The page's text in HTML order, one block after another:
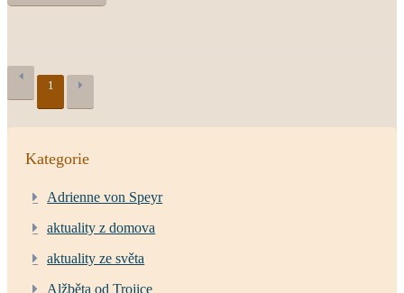
1
Kategorie
Adrienne von Speyr
aktuality z domova
aktuality ze světa
Alžběta od Trojice